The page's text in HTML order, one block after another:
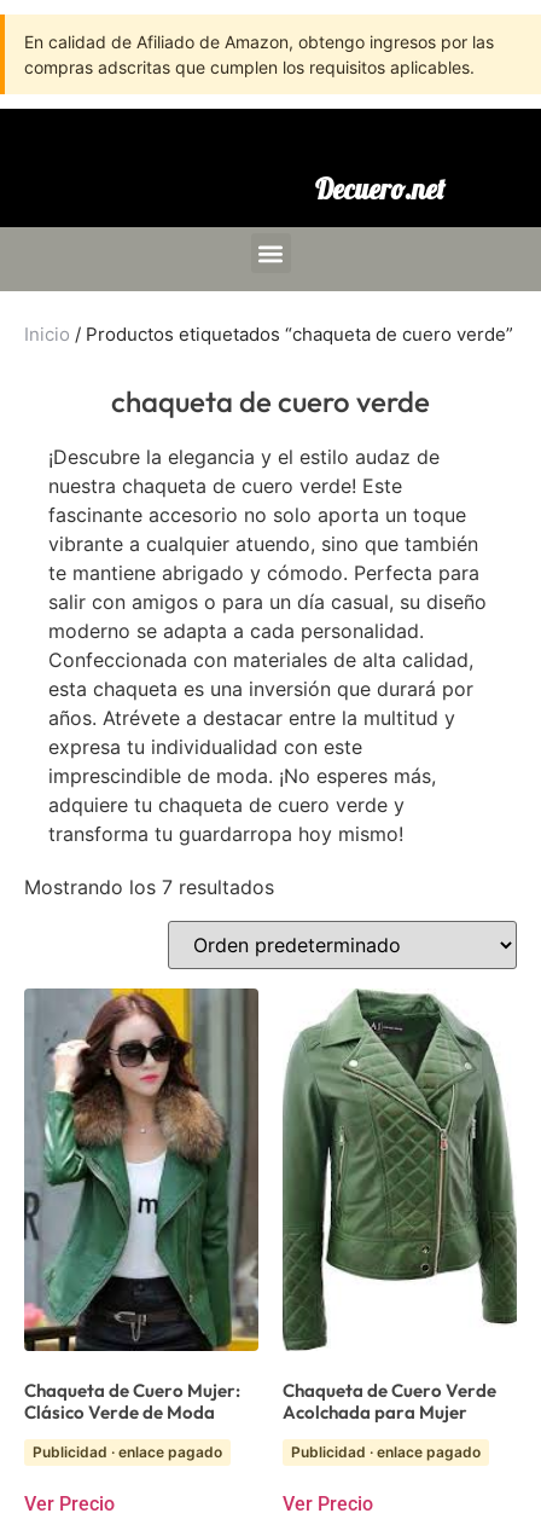
En calidad de Afiliado de Amazon, obtengo ingresos por las
compras adscritas que cumplen los requisitos aplicables.
Decuero.net
Inicio / Productos etiquetados “chaqueta de cuero verde”
chaqueta de cuero verde
¡Descubre la elegancia y el estilo audaz de
nuestra chaqueta de cuero verde! Este
fascinante accesorio no solo aporta un toque
vibrante a cualquier atuendo, sino que también
te mantiene abrigado y cómodo. Perfecta para
salir con amigos o para un día casual, su diseño
moderno se adapta a cada personalidad.
Confeccionada con materiales de alta calidad,
esta chaqueta es una inversión que durará por
años. Atrévete a destacar entre la multitud y
expresa tu individualidad con este
imprescindible de moda. ¡No esperes más,
adquiere tu chaqueta de cuero verde y
transforma tu guardarropa hoy mismo!
Mostrando los 7 resultados
Chaqueta de Cuero Mujer:
Clásico Verde de Moda
Publicidad · enlace pagado
Ver Precio
Chaqueta de Cuero Verde
Acolchada para Mujer
Publicidad · enlace pagado
Ver Precio